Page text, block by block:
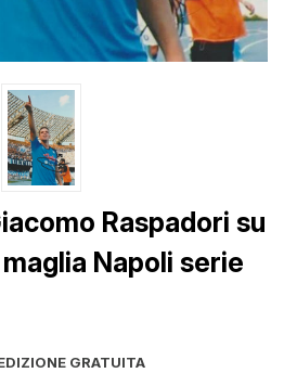
Raspadori su
Napoli serie
GRATUITA